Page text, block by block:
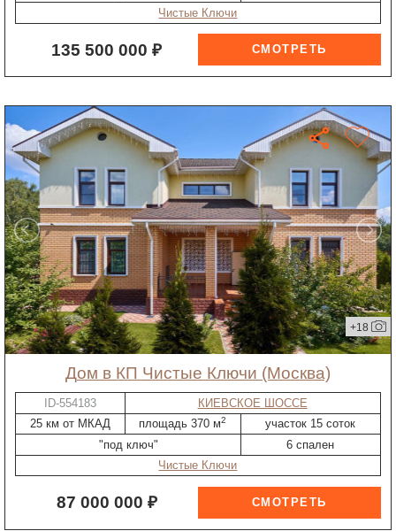
Чистые Ключи
135 500 000 ₽
+18
дом в КП Чистые Ключи (Москва)
ID-554183
КИЕВСКОЕ ШОССЕ
25 км от МКАД
площадь 370 м2
участок 15 соток
"под ключ"
6 спален
Чистые Ключи
87 000 000 ₽